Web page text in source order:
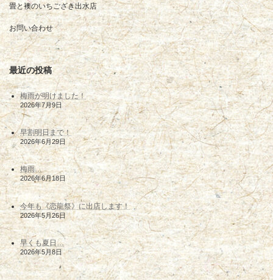
畳と襖のいちござき出水店
お問い合わせ
最近の投稿
梅雨が明けました！
2026年7月9日
早割明日まで！
2026年6月29日
梅雨…
2026年6月18日
今年も《恋龍祭》に出店します！
2026年5月26日
早くも夏日…
2026年5月8日